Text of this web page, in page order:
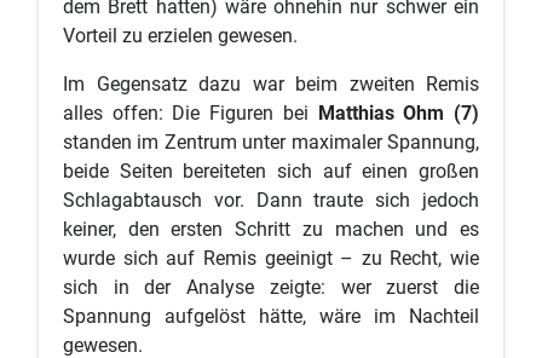
dem Brett hatten) wäre ohnehin nur schwer ein
Vorteil zu erzielen gewesen.
Im Gegensatz dazu war beim zweiten Remis
alles offen: Die Figuren bei Matthias Ohm (7)
standen im Zentrum unter maximaler Spannung,
beide Seiten bereiteten sich auf einen großen
Schlagabtausch vor. Dann traute sich jedoch
keiner, den ersten Schritt zu machen und es
wurde sich auf Remis geeinigt – zu Recht, wie
sich in der Analyse zeigte: wer zuerst die
Spannung aufgelöst hätte, wäre im Nachteil
gewesen.